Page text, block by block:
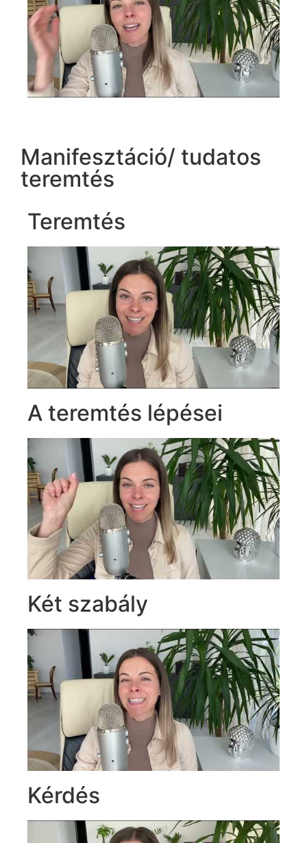
Manifesztáció/ tudatos
teremtés
Teremtés
A teremtés lépései
Két szabály
Kérdés